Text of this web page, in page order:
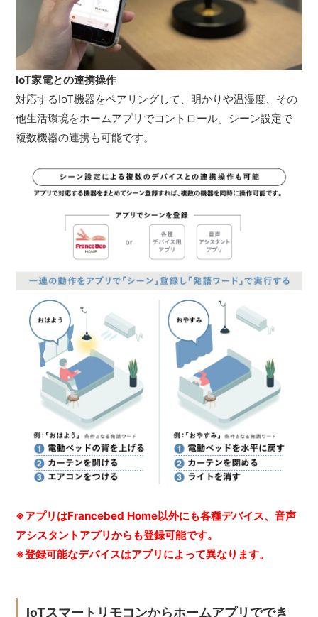
IoT家電との連携操作
対応するIoT機器をペアリングして、明かりや温湿度、その
他生活環境をホームアプリでコントロール。シーン設定で
複数機器の連携も可能です。
※アプリはFrancebed Home以外にも各種デバイス、音声
アシスタントアプリからも登録可能です。
※登録可能なデバイスはアプリによって異なります。
IoTスマートリモコンからホームアプリででき